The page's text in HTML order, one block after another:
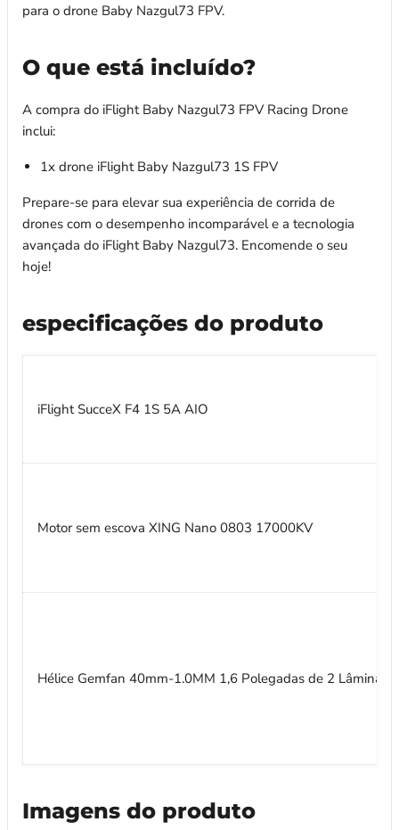
para o drone Baby Nazgul73 FPV.
O que está incluído?
A compra do iFlight Baby Nazgul73 FPV Racing Drone
inclui:
1x drone iFlight Baby Nazgul73 1S FPV
Prepare-se para elevar sua experiência de corrida de
drones com o desempenho incomparável e a tecnologia
avançada do iFlight Baby Nazgul73. Encomende o seu
hoje!
especificações do produto
iFlight SucceX F4 1S 5A AIO
Motor sem escova XING Nano 0803 17000KV
Hélice Gemfan 40mm-1.0MM 1,6 Polegadas de 2 Lâminas
Imagens do produto